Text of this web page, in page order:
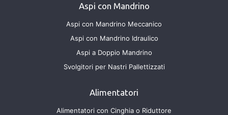
Aspi con Mandrino
Aspi con Mandrino Meccanico
Aspi con Mandrino Idraulico
Aspi a Doppio Mandrino
Svolgitori per Nastri Pallettizzati
Alimentatori
Alimentatori con Cinghia o Riduttore